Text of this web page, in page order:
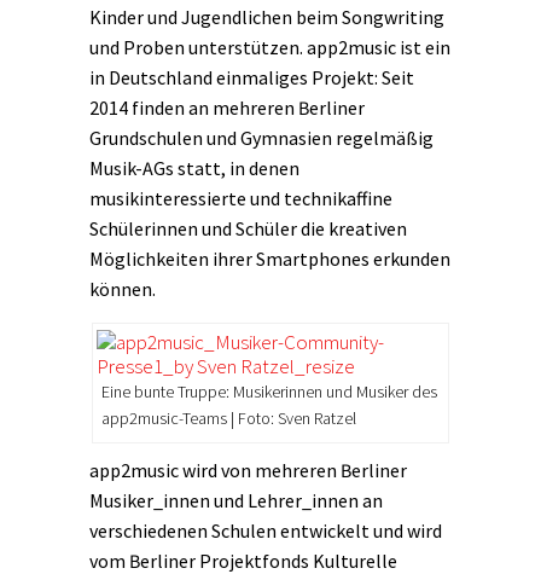
Kinder und Jugendlichen beim Songwriting
und Proben unterstützen. app2music ist ein
in Deutschland einmaliges Projekt: Seit
2014 finden an mehreren Berliner
Grundschulen und Gymnasien regelmäßig
Musik-AGs statt, in denen
musikinteressierte und technikaffine
Schülerinnen und Schüler die kreativen
Möglichkeiten ihrer Smartphones erkunden
können.
Eine bunte Truppe: Musikerinnen und Musiker des
app2music-Teams | Foto: Sven Ratzel
app2music wird von mehreren Berliner
Musiker_innen und Lehrer_innen an
verschiedenen Schulen entwickelt und wird
vom Berliner Projektfonds Kulturelle